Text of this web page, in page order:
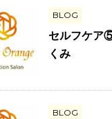
BLOG
セルフケア
くみ
BLOG